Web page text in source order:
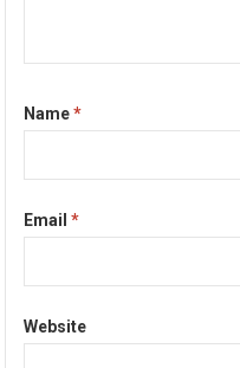
Name*
Email*
Website